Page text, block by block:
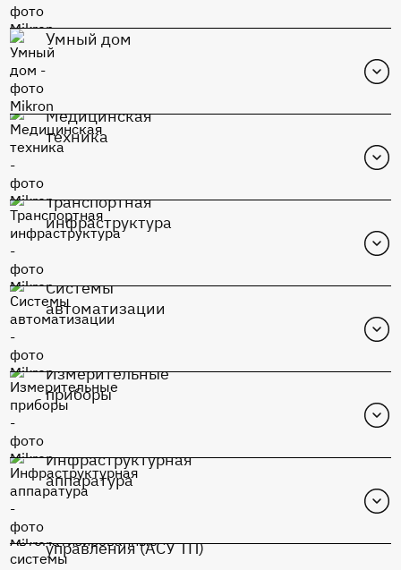
Перейти в каталог
К1948ВК015
Перейти в каталог
К1948ВК015
Перейти в каталог
К1948ВК015
Перейти в каталог
Умный дом
К1948ВК015
Перейти в каталог
Медицинская
техника
К1948ВК015
Перейти в каталог
Транспортная
инфраструктура
К1948ВК015
Перейти в каталог
Системы
автоматизации
Измерительные
приборы
Инфраструктурная
аппаратура
управления (АСУ ТП)